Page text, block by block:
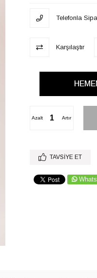
Telefonla
Karşılaştır
Artır
Azalt
TAVSIYE ET